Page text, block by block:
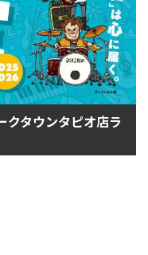
クタウンタピオ店ラ